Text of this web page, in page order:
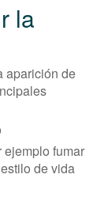
la
aparición de
fumar
de vida